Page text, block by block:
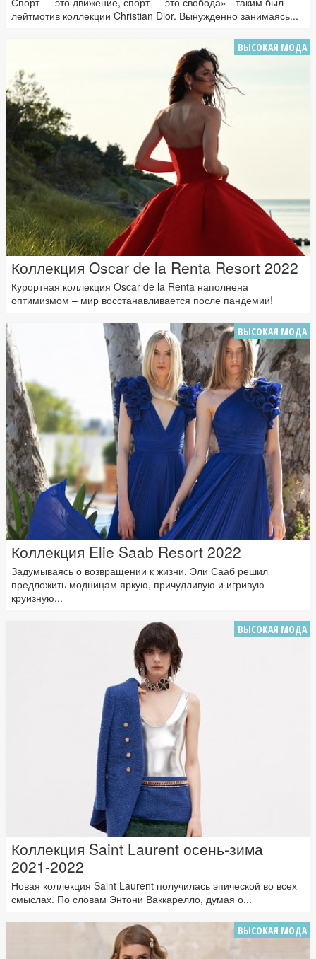
лейтмотив коллекции Christian Dior. Вынужденно занимаясь...
ВЫСОКАЯ МОДА
Коллекция Oscar de la Renta Resort 2022
Курортная коллекция Oscar de la Renta наполнена
оптимизмом – мир восстанавливается после пандемии!
ВЫСОКАЯ МОДА
Коллекция Elie Saab Resort 2022
Задумываясь о возвращении к жизни, Эли Сааб решил
предложить модницам яркую, причудливую и игривую
круизную...
ВЫСОКАЯ МОДА
Коллекция Saint Laurent осень-зима
2021-2022
Новая коллекция Saint Laurent получилась эпической во всех
смыслах. По словам Энтони Ваккарелло, думая о...
ВЫСОКАЯ МОДА